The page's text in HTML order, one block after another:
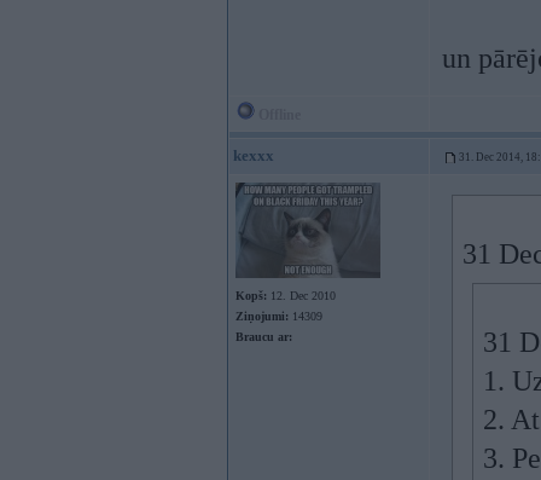
un
kexxx 31. Dec 2014,
Kopš: 12. Dec 2010
Ziņojumi: 14309
Braucu ar:
31
31
1.
2.
3.